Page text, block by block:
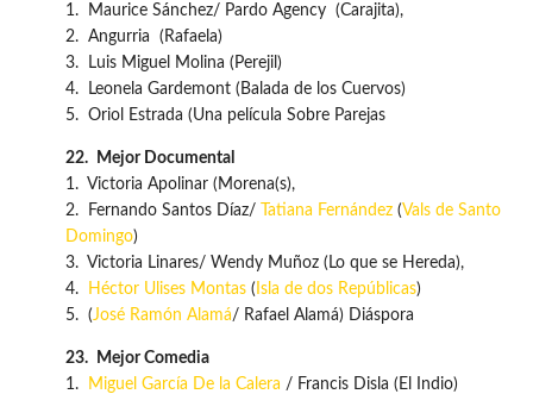
1. Maurice Sánchez/ Pardo Agency (Carajita),
2. Angurria (Rafaela)
3. Luis Miguel Molina (Perejil)
4. Leonela Gardemont (Balada de los Cuervos)
5. Oriol Estrada (Una película Sobre Parejas
22.
Mejor Documental
1. Victoria Apolinar (Morena(s),
2. Fernando Santos Díaz/
Tatiana Fernández (Vals de Santo
Domingo)
3. Victoria Linares/ Wendy Muñoz (Lo que se Hereda),
4.
Héctor Ulises Montas ( Isla de dos Repúblicas)
5. (José Ramón Alamá/ Rafael Alamá) Diáspora
23.
Mejor Comedia
1.
Miguel García De la Calera / Francis Disla (El Indio)